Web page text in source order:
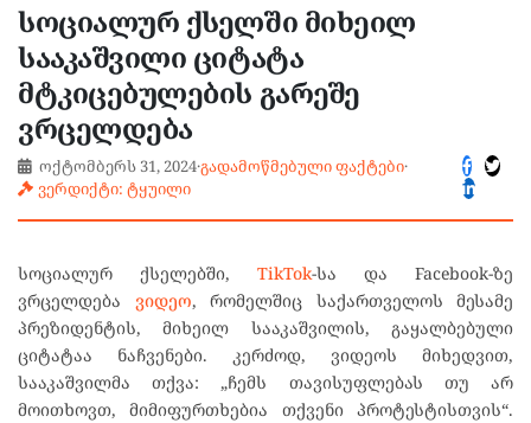
სოციალურ ქსელში მიხეილ
სააკაშვილი ციტატა
მტკიცებულების გარეშე
ვრცელდება
ოქტომბერს 31, 2024·გადამოწმებული ფაქტები·
ვერდიქტი: ტყუილი
სოციალურ ქსელებში, TikTok-სა და Facebook-ზე
ვრცელდება ვიდეო, რომელშიც საქართველოს მესამე
პრეზიდენტის, მიხეილ სააკაშვილის, გაყალბებული
ციტატაა ნაჩვენები. კერძოდ, ვიდეოს მიხედვით,
სააკაშვილმა თქვა: „ჩემს თავისუფლებას თუ არ
მოითხოვთ, მიმიფურთხებია თქვენი პროტესტისთვის“.